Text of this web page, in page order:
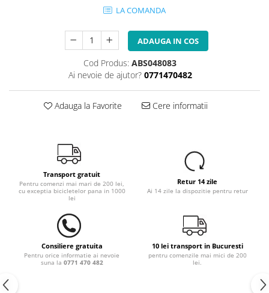
LA COMANDA
ADAUGA IN COS
Cod Produs: ABS048083
Ai nevoie de ajutor? 0771470482
Adauga la Favorite Cere informatii
Transport gratuit
Pentru comenzi mai mari de 200 lei,
cu exceptia bicicletelor pana in 1000
lei
Retur 14 zile
Ai 14 zile la dispozitie pentru retur
Consiliere gratuita
Pentru orice informatie ai nevoie
suna la 0771 470 482
10 lei transport in Bucuresti
pentru comenzile mai mici de 200
lei.